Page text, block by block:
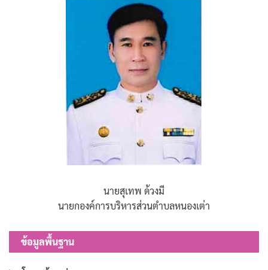
นายสุเทพ ด้วงมี
นายกองค์การบริหารส่วนตำบลหนองเต่า
ข้อมูลพื้นฐาน